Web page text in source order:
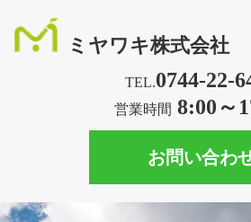
ミヤワキ株式会社
TEL.0744-22-
営業時間 8:00～
お問い合わ